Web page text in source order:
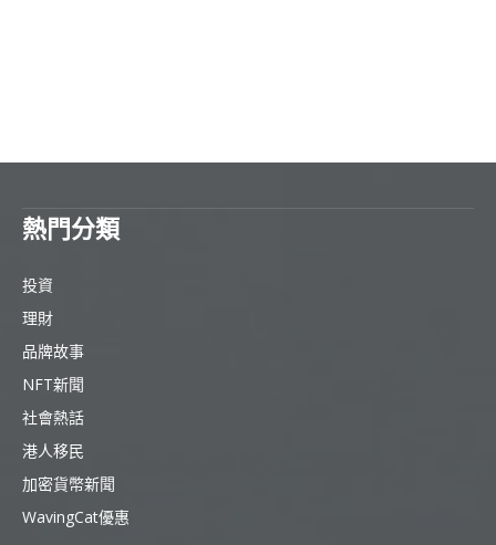
熱門分類
投資
理財
品牌故事
NFT新聞
社會熱話
港人移民
加密貨幣新聞
WavingCat優惠